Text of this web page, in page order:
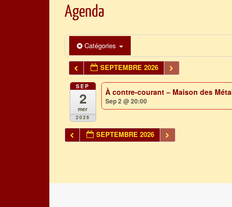
Agenda
Catégories
SEPTEMBRE 2026
SEP
2
mer
2026
À contre-courant – Maison des
Sep 2 @ 20:00
SEPTEMBRE 2026